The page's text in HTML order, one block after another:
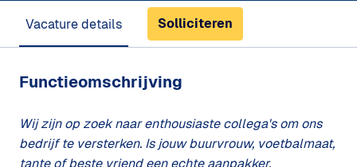
Vacature details Solliciteren
Functieomschrijving
Wij zijn op zoek naar enthousiaste collega's om ons
bedrijf te versterken. Is jouw buurvrouw, voetbalmaat,
tante of beste vriend een echte aanpakker,